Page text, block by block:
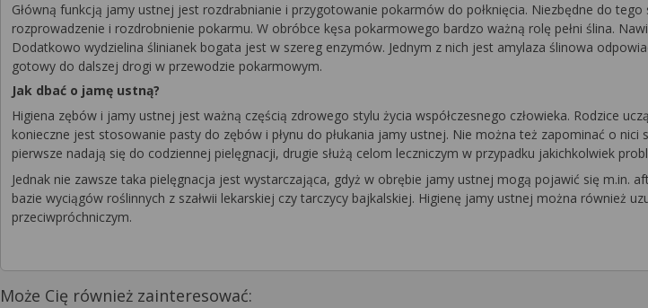
Główną funkcją jamy ustnej jest rozdrabnianie i przygotowanie pokarmów do połknięcia. Niezbędne do
rozprowadzenie i rozdrobnienie pokarmu. W obróbce kęsa pokarmowego bardzo ważną rolę pełni ślina.
Dodatkowo wydzielina ślinianek bogata jest w szereg enzymów. Jednym z nich jest amylaza ślinowa
gotowy do dalszej drogi w przewodzie pokarmowym.
Jak dbać o jamę ustną?
Higiena zębów i jamy ustnej jest ważną częścią zdrowego stylu życia współczesnego człowieka. Rodzice
konieczne jest stosowanie pasty do zębów i płynu do płukania jamy ustnej. Nie można też zapominać o
pierwsze nadają się do codziennej pielęgnacji, drugie służą celom leczniczym w przypadku jakichkolwiek
Jednak nie zawsze taka pielęgnacja jest wystarczająca, gdyż w obrębie jamy ustnej mogą pojawić się m.in.
bazie wyciągów roślinnych z szałwii lekarskiej czy tarczycy bajkalskiej. Higienę jamy ustnej można również
przeciwpróchniczym.
Może Cię również zainteresować: